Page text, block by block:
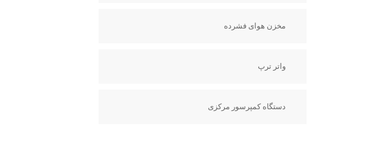
مخزن هوای فشرده
واتر ترپ
دستگاه کمپرسور مرکزی